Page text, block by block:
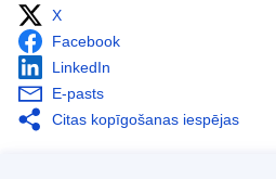
X
Facebook
LinkedIn
E-pasts
Citas kopīgošanas iespējas